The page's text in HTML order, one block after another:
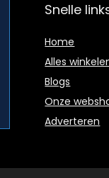
Snelle
Home
Alles
Blogs
Onze
Adverteren